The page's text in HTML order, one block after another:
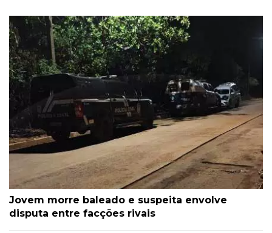
Jovem morre baleado e suspeita envolve
disputa entre facções rivais